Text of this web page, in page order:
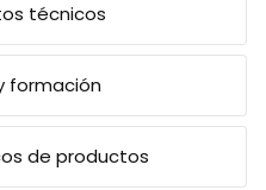
técnicos
formación
de productos